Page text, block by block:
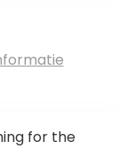
for the